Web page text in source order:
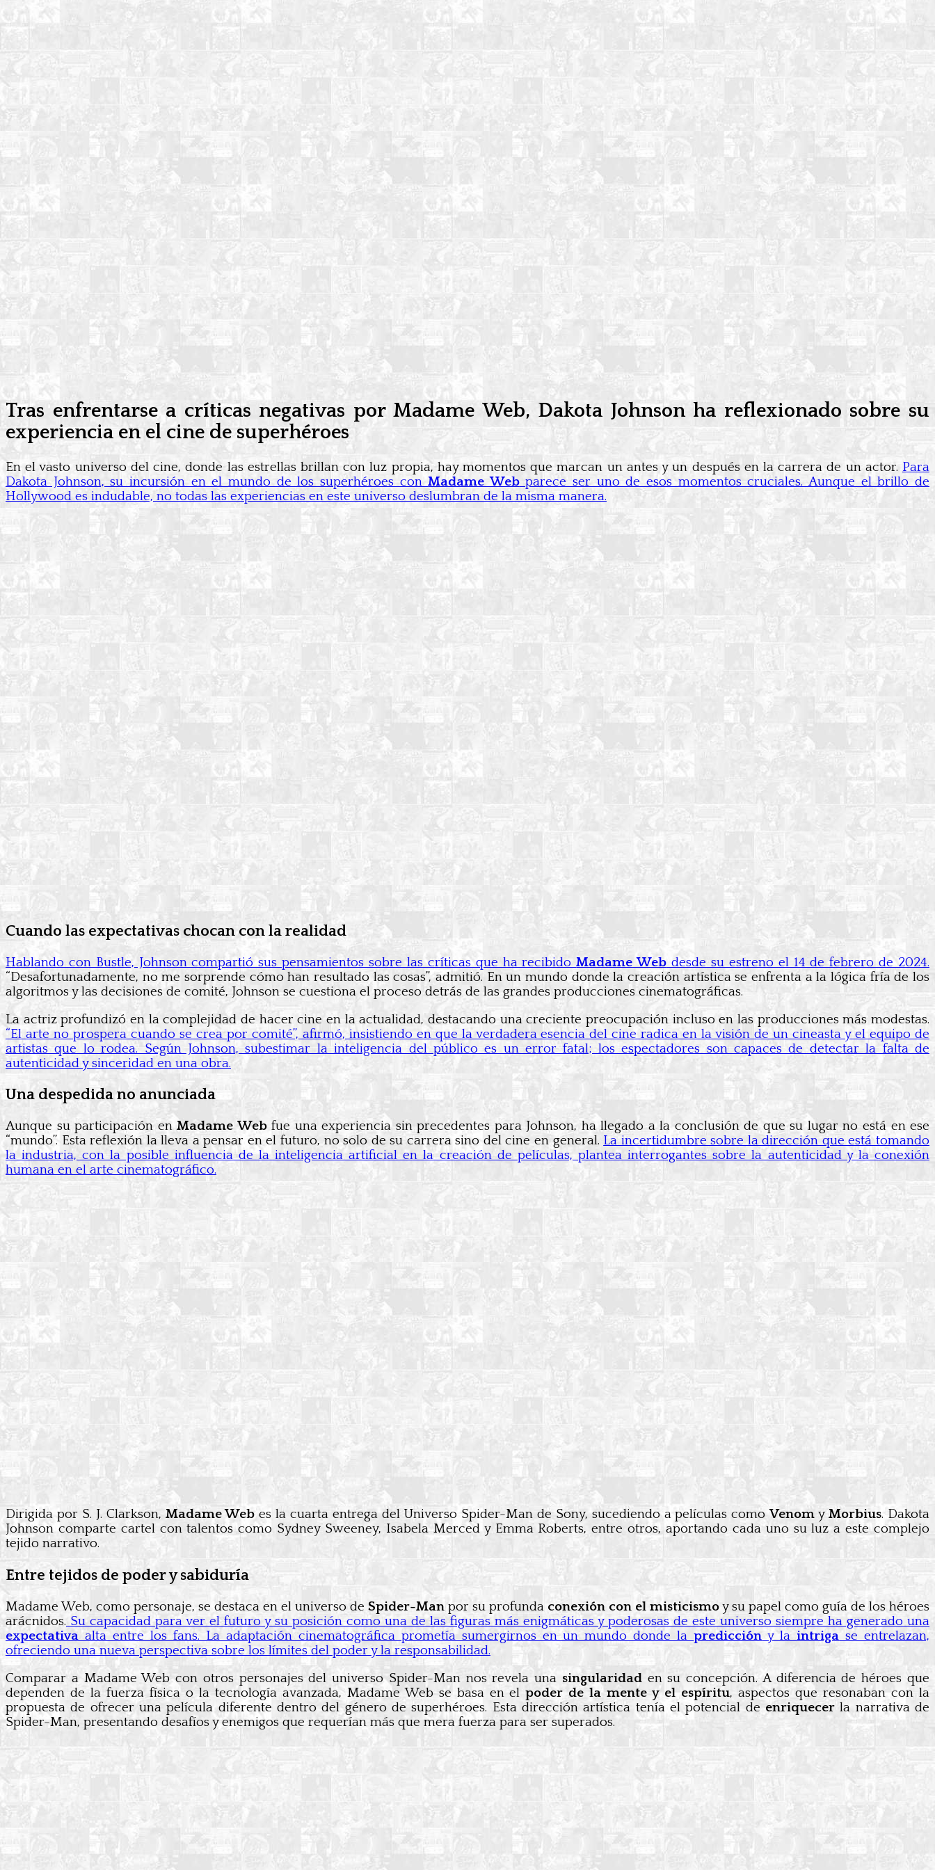
Tras enfrentarse a críticas negativas por Madame Web, Dakota Johnson ha reflexionado sobre su
experiencia en el cine de superhéroes
En el vasto universo del cine, donde las estrellas brillan con luz propia, hay momentos que marcan un antes y un después en la carrera de un actor. Para
Dakota Johnson, su incursión en el mundo de los superhéroes conMadame Webparece ser uno de esos momentos cruciales. Aunque el brillo de
Hollywood es indudable, no todas las experiencias en este universo deslumbran de la misma manera.
Cuando las expectativas chocan con la realidad
Hablando con Bustle, Johnson compartió sus pensamientos sobre las críticas que ha recibidoMadame Web desde su estreno el 14 de febrero de 2024.
“Desafortunadamente, no me sorprende cómo han resultado las cosas”, admitió. En un mundo donde la creación artística se enfrenta a la lógica fría de los
algoritmos y las decisiones de comité, Johnson se cuestiona el proceso detrás de las grandes producciones cinematográficas.
La actriz profundizó en la complejidad de hacer cine en la actualidad, destacando una creciente preocupación incluso en las producciones más modestas.
“El arte no prospera cuando se crea por comité”, afirmó, insistiendo en que la verdadera esencia del cine radica en la visión de un cineasta y el equipo de
artistas que lo rodea. Según Johnson, subestimar la inteligencia del público es un error fatal; los espectadores son capaces de detectar la falta de
autenticidad y sinceridad en una obra.
Una despedida no anunciada
Aunque su participación enMadame Webfue una experiencia sin precedentes para Johnson, ha llegado a la conclusión de que su lugar no está en ese
“mundo”. Esta reflexión la lleva a pensar en el futuro, no solo de su carrera sino del cine en general. La incertidumbre sobre la dirección que está tomando
la industria, con la posible influencia de la inteligencia artificial en la creación de películas, plantea interrogantes sobre la autenticidad y la conexión
humana en el arte cinematográfico.
Dirigida por S. J. Clarkson, Madame Web es la cuarta entrega del Universo Spider-Man de Sony, sucediendo a películas comoVenom yMorbius. Dakota
Johnson comparte cartel con talentos como Sydney Sweeney, Isabela Merced y Emma Roberts, entre otros, aportando cada uno su luz a este complejo
tejido narrativo.
Entre tejidos de poder y sabiduría
Madame Web, como personaje, se destaca en el universo de Spider-Manpor su profunda conexión con el misticismoy su papel como guía de los héroes
arácnidos. Su capacidad para ver el futuro y su posición como una de las figuras más enigmáticas y poderosas de este universo siempre ha generado una
expectativa alta entre los fans. La adaptación cinematográfica prometía sumergirnos en un mundo donde lapredicción y la intriga se entrelazan,
ofreciendo una nueva perspectiva sobre los límites del poder y la responsabilidad.
Comparar a Madame Web con otros personajes del universo Spider-Man nos revela una singularidaden su concepción. A diferencia de héroes que
dependen de la fuerza física o la tecnología avanzada, Madame Web se basa en elpoder de la mente y el espíritu, aspectos que resonaban con la
propuesta de ofrecer una película diferente dentro del género de superhéroes. Esta dirección artística tenía el potencial deenriquecer la narrativa de
Spider-Man, presentando desafíos y enemigos que requerían más que mera fuerza para ser superados.